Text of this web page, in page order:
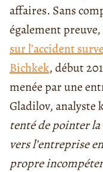
affaires. Sans
également
sur l’accident
Bichkek, début
menée par une
Gladilov, analyste
tenté de pointer
vers l’entreprise
propre